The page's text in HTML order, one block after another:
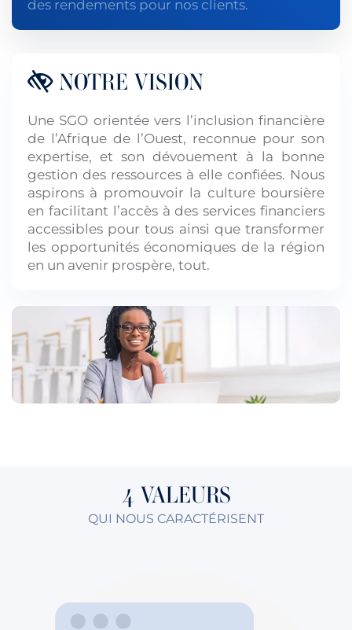
des rendements pour nos clients.
NOTRE VISION
Une SGO orientée vers l’inclusion financière
de l’Afrique de l’Ouest, reconnue pour son
expertise, et son dévouement à la bonne
gestion des ressources à elle confiées. Nous
aspirons à promouvoir la culture boursière
en facilitant l’accès à des services financiers
accessibles pour tous ainsi que transformer
les opportunités économiques de la région
en un avenir prospère, tout.
4 VALEURS
QUI NOUS CARACTÉRISENT